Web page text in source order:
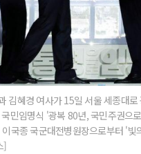
김혜경 여사가 15일 서울 세종대
민임명식 '광복 80년, 국민주권으
국종 국군대전병원장으로부터 '빛
]